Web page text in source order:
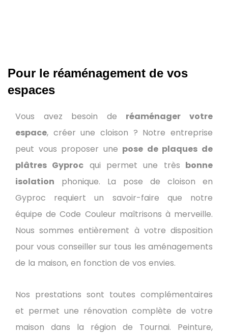
Pour le réaménagement de vos
espaces
Vous avez besoin de réaménager votre
espace, créer une cloison ? Notre entreprise
peut vous proposer une pose de plaques de
plâtres Gyproc qui permet une très bonne
isolation phonique. La pose de cloison en
Gyproc requiert un savoir-faire que notre
équipe de Code Couleur maîtrisons à merveille.
Nous sommes entièrement à votre disposition
pour vous conseiller sur tous les aménagements
de la maison, en fonction de vos envies.
Nos prestations sont toutes complémentaires
et permet une rénovation complète de votre
maison dans la région de Tournai. Peinture,